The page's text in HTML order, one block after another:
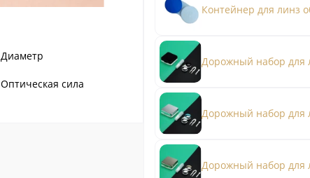
Диаметр
Оптическая сила
Контейнер для линз
Дорожный набор для
Дорожный набор для
Дорожный набор для